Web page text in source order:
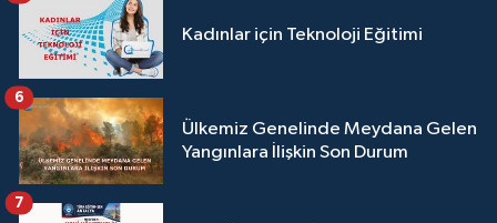
Kadınlar için Teknoloji Eğitimi
Ülkemiz Genelinde Meydana Gelen
Yangınlara İlişkin Son Durum
6
7